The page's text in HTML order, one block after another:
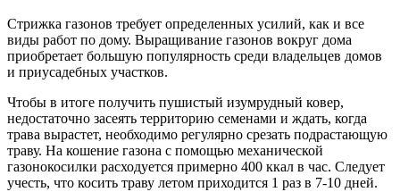
Стрижка газонов требует определенных усилий, как и все
виды работ по дому. Выращивание газонов вокруг дома
приобретает большую популярность среди владельцев домов
и приусадебных участков.
Чтобы в итоге получить пушистый изумрудный ковер,
недостаточно засеять территорию семенами и ждать, когда
трава вырастет, необходимо регулярно срезать подрастающую
траву. На кошение газона с помощью механической
газонокосилки расходуется примерно 400 ккал в час. Следует
учесть, что косить траву летом приходится 1 раз в 7-10 дней.